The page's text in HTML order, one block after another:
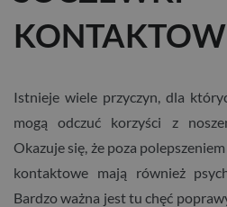
Istnieje wiele przyczyn, dla
mogą odczuć korzyści z
Okazuje się, że poza
kontaktowe mają również
Bardzo ważna jest tu chęć